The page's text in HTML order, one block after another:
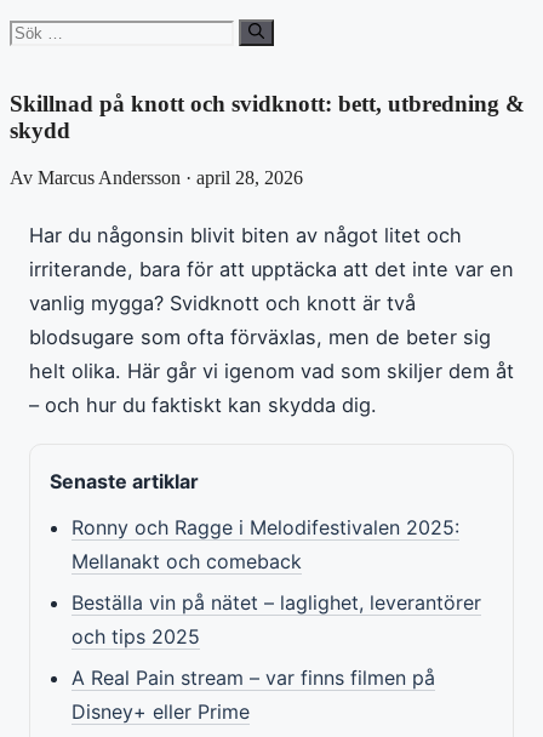
Sök
efter:
Skillnad på knott och svidknott: bett, utbredning &
skydd
Av Marcus Andersson · april 28, 2026
Har du någonsin blivit biten av något litet och
irriterande, bara för att upptäcka att det inte var en
vanlig mygga? Svidknott och knott är två
blodsugare som ofta förväxlas, men de beter sig
helt olika. Här går vi igenom vad som skiljer dem åt
– och hur du faktiskt kan skydda dig.
Senaste artiklar
Ronny och Ragge i Melodifestivalen 2025:
Mellanakt och comeback
Beställa vin på nätet – laglighet, leverantörer
och tips 2025
A Real Pain stream – var finns filmen på
Disney+ eller Prime